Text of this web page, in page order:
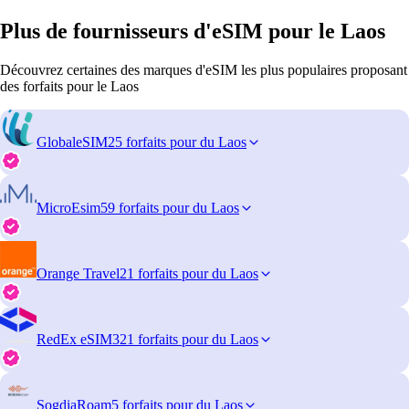
Plus de fournisseurs d'eSIM pour le Laos
Découvrez certaines des marques d'eSIM les plus populaires proposant
des forfaits pour le Laos
GlobaleSIM25 forfaits pour du Laos
MicroEsim59 forfaits pour du Laos
Orange Travel21 forfaits pour du Laos
RedEx eSIM321 forfaits pour du Laos
SogdiaRoam5 forfaits pour du Laos